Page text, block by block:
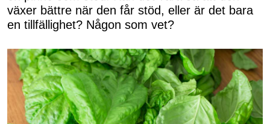
växer bättre när den får stöd, eller är det bara
en tillfällighet? Någon som vet?